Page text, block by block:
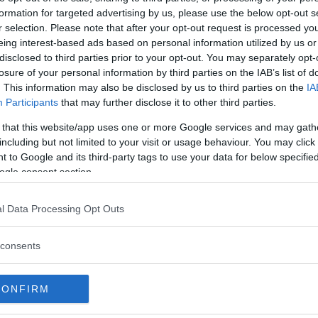
for targeted advertising by us, please use the below opt-out
selection. Please note that after your opt-out request is processed
interest-based ads based on personal information utilized by us
to third parties prior to your opt-out. You may separately
of your personal information by third parties on the IAB’s list of
This information may also be disclosed by us to third parties on the
Participants that may further disclose it to other third parties.
that this website/app uses one or more Google services and may
but not limited to your visit or usage behaviour. You may
to Google and its third-party tags to use your data for below
consent section.
Data Processing Opt Outs
över de effektivaste elbilarna.
6
från Tesla.
Ioniq 6
är lika kufisk i verkligheten”